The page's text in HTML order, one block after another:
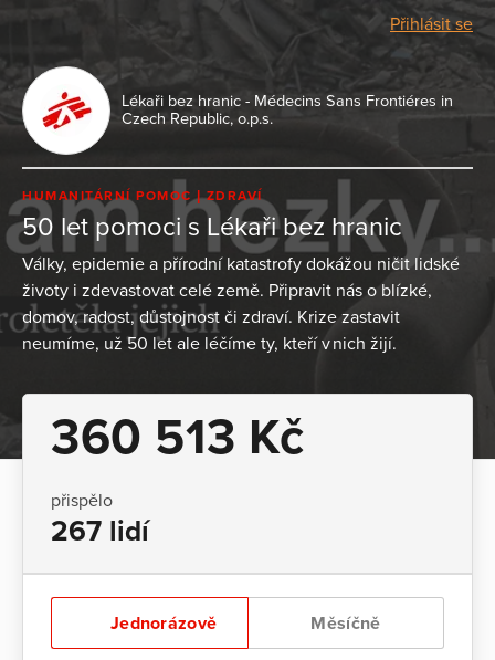
Přihlásit se
Lékaři bez hranic - Médecins Sans Frontiéres in
Czech Republic, o.p.s.
HUMANITÁRNÍ POMOC ZDRAVÍ
50 let pomoci s Lékaři bez hranic
Války, epidemie a přírodní katastrofy dokážou ničit lidské
životy i zdevastovat celé země. Připravit nás o blízké,
domov, radost, důstojnost či zdraví. Krize zastavit
neumíme, už 50 let ale léčíme ty, kteří v nich žijí.
360 513 Kč
přispělo
267 lidí
Jednorázově Měsíčně